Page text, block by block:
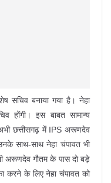
सचिव बनाया गया है। नेहा
होंगी। इस बाबत सामान्य
छत्तीसगढ़ में IPS अरूणदेव
साथ-साथ नेहा चंपावत भी
अरूणदेव गौतम के पास दो बड़े
करने के लिए नेहा चंपावत को